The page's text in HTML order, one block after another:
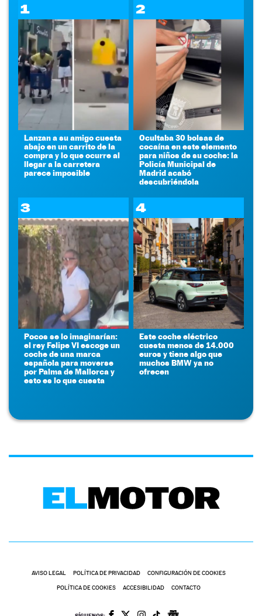
1
Lanzan a su amigo cuesta
abajo en un carrito de la
compra y lo que ocurre al
llegar a la carretera
parece imposible
2
Ocultaba 30 bolsas de
cocaína en este elemento
para niños de su coche: la
Policía Municipal de
Madrid acabó
descubriéndola
3
Pocos se lo imaginarían:
el rey Felipe VI escoge un
coche de una marca
española para moverse
por Palma de Mallorca y
esto es lo que cuesta
4
Este coche eléctrico
cuesta menos de 14.000
euros y tiene algo que
muchos BMW ya no
ofrecen
AVISO LEGAL POLÍTICA DE PRIVACIDAD CONFIGURACIÓN DE COOKIES
POLÍTICA DE COOKIES ACCESIBILIDAD CONTACTO